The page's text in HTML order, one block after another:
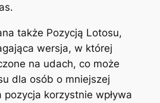
także Pozycją Lotosu,
wersja, w której
na udach, co może
dla osób o mniejszej
korzystnie wpływa